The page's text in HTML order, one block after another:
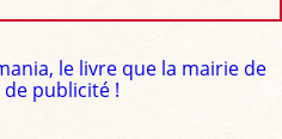
le livre que la mairie de
publicité !